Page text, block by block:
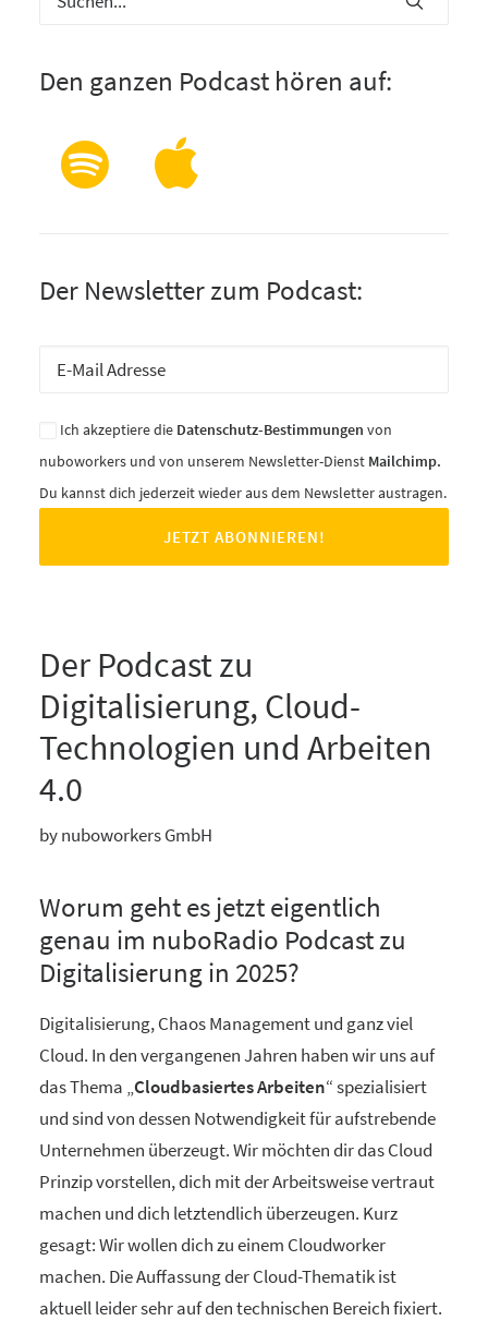
Den ganzen Podcast hören auf:
Der Newsletter zum Podcast:
Ich akzeptiere die Datenschutz-Bestimmungen von
nuboworkers und von unserem Newsletter-Dienst Mailchimp.
Du kannst dich jederzeit wieder aus dem Newsletter austragen.
Der Podcast zu
Digitalisierung, Cloud-
Technologien und Arbeiten
4.0
by nuboworkers GmbH
Worum geht es jetzt eigentlich
genau im nuboRadio Podcast zu
Digitalisierung in 2025?
Digitalisierung, Chaos Management und ganz viel
Cloud. In den vergangenen Jahren haben wir uns auf
das Thema „Cloudbasiertes Arbeiten“ spezialisiert
und sind von dessen Notwendigkeit für aufstrebende
Unternehmen überzeugt. Wir möchten dir das Cloud
Prinzip vorstellen, dich mit der Arbeitsweise vertraut
machen und dich letztendlich überzeugen. Kurz
gesagt: Wir wollen dich zu einem Cloudworker
machen. Die Auffassung der Cloud-Thematik ist
aktuell leider sehr auf den technischen Bereich fixiert.